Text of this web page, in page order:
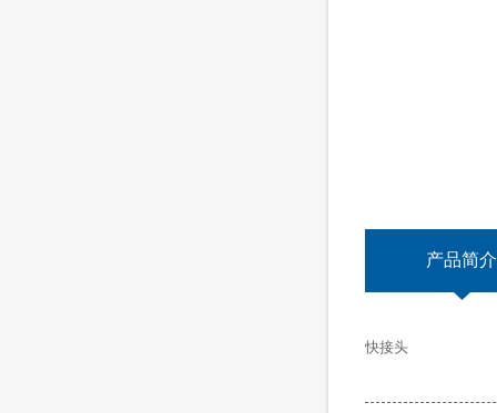
产品简介
快接头